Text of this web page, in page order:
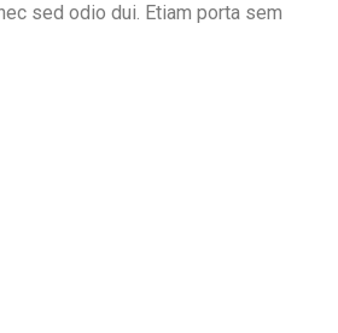
sed odio dui. Etiam porta sem